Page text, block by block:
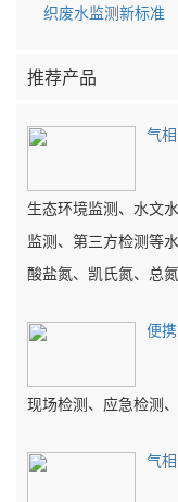
织废水监测新标准
推荐产品
气
生态环境监测、水文
监测、第三方检测等
酸盐氮、凯氏氮、总
便
现场检测、应急检测
气